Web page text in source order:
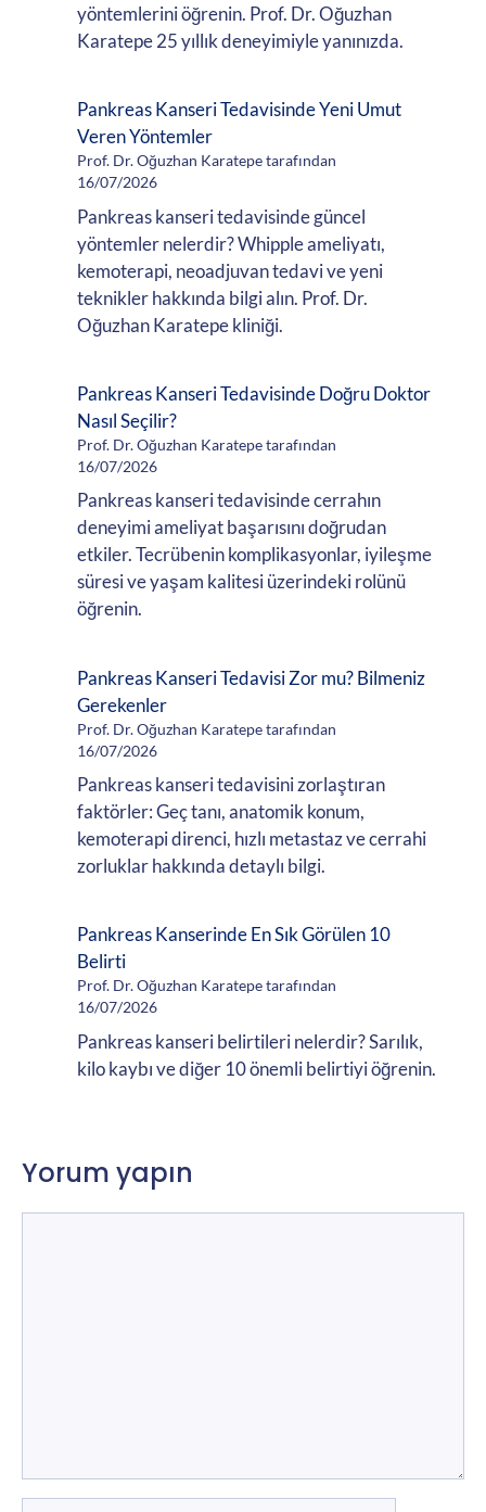
yöntemlerini öğrenin. Prof. Dr. Oğuzhan
Karatepe 25 yıllık deneyimiyle yanınızda.
Pankreas Kanseri Tedavisinde Yeni Umut
Veren Yöntemler
Prof. Dr. Oğuzhan Karatepe tarafından
16/07/2026
Pankreas kanseri tedavisinde güncel
yöntemler nelerdir? Whipple ameliyatı,
kemoterapi, neoadjuvan tedavi ve yeni
teknikler hakkında bilgi alın. Prof. Dr.
Oğuzhan Karatepe kliniği.
Pankreas Kanseri Tedavisinde Doğru Doktor
Nasıl Seçilir?
Prof. Dr. Oğuzhan Karatepe tarafından
16/07/2026
Pankreas kanseri tedavisinde cerrahın
deneyimi ameliyat başarısını doğrudan
etkiler. Tecrübenin komplikasyonlar, iyileşme
süresi ve yaşam kalitesi üzerindeki rolünü
öğrenin.
Pankreas Kanseri Tedavisi Zor mu? Bilmeniz
Gerekenler
Prof. Dr. Oğuzhan Karatepe tarafından
16/07/2026
Pankreas kanseri tedavisini zorlaştıran
faktörler: Geç tanı, anatomik konum,
kemoterapi direnci, hızlı metastaz ve cerrahi
zorluklar hakkında detaylı bilgi.
Pankreas Kanserinde En Sık Görülen 10
Belirti
Prof. Dr. Oğuzhan Karatepe tarafından
16/07/2026
Pankreas kanseri belirtileri nelerdir? Sarılık,
kilo kaybı ve diğer 10 önemli belirtiyi öğrenin.
Yorum yapın